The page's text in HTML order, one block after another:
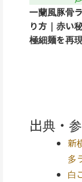
一蘭風豚骨
り方｜赤い
極細麺を再
出典・
新
多
白